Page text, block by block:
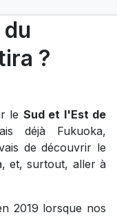
?
le Sud et l'Est de
déjà Fukuoka,
de découvrir le
et, surtout, aller à
2019 lorsque nos